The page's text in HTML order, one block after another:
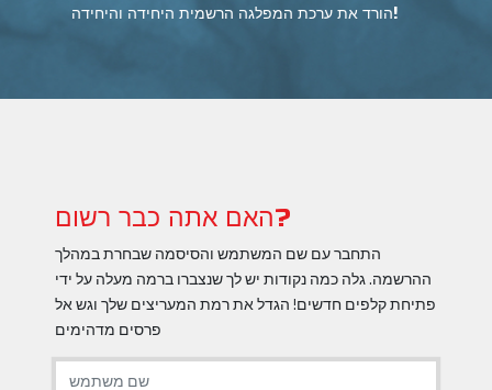
הורד את ערכת המפלגה הרשמית היחידה והיחידה!
האם אתה כבר רשום?
התחבר עם שם המשתמש והסיסמה שבחרת במהלך
ההרשמה. גלה כמה נקודות יש לך שנצברו ברמה מעלה על ידי
פתיחת קלפים חדשים! הגדל את רמת המעריצים שלך וגש אל
פרסים מדהימים